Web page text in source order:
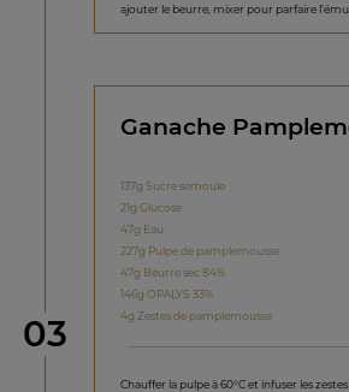
ajouter le beurre, mixer pour parfaire
étape
03
Ganache
137g Sucre semoule
21g Glucose
47g Eau
227g Pulpe de pamplemousse
47g Beurre sec 84%
146g OPALYS 33%
4g Zestes de pamplemousse
Chauffer la pulpe à 60°C et infuser les